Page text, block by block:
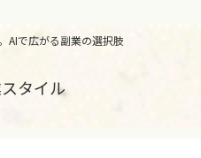
AIで広がる副業の選択肢
タイル